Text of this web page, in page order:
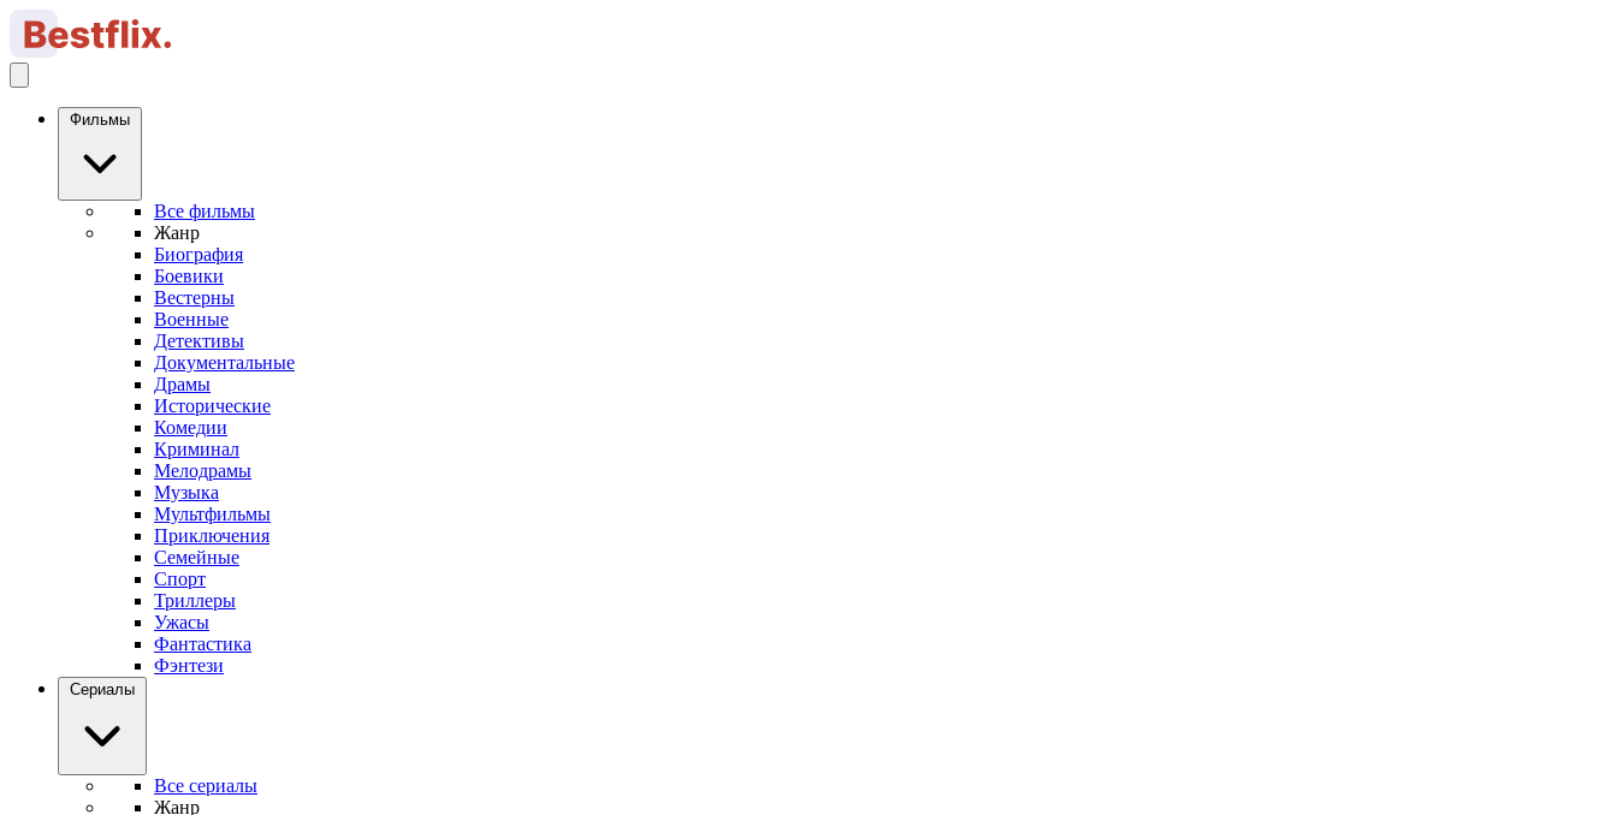
Фильмы
Все фильмы
Жанр
Биография
Боевики
Вестерны
Военные
Детективы
Документальные
Драмы
Исторические
Комедии
Криминал
Мелодрамы
Музыка
Мультфильмы
Приключения
Семейные
Спорт
Триллеры
Ужасы
Фантастика
Фэнтези
Сериалы
Все сериалы
Жанр